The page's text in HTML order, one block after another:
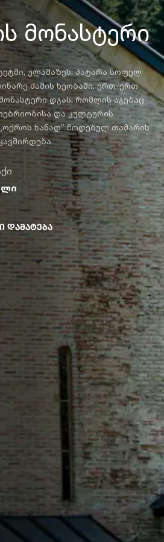
მონასტერი
ულამაზეს, პატარა სოფელ
ძამის ხეობაში, ერთ-ერთ
დგას, რომლის აგებაც
და კულტურის
ხანად“ წოდებულ თამარის
Დამატება